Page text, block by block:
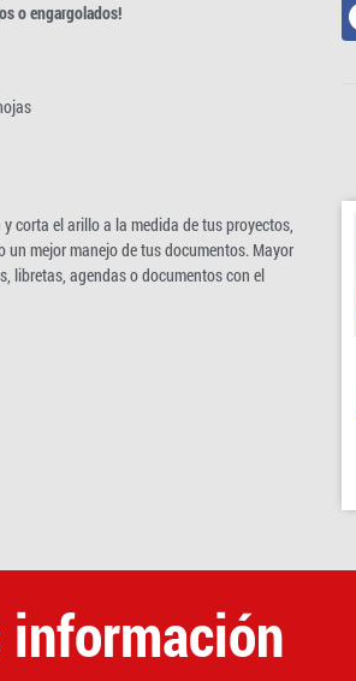
o engargolados!
corta el arillo a la medida de tus proyectos,
mejor manejo de tus documentos. Mayor
libretas, agendas o documentos con el
información